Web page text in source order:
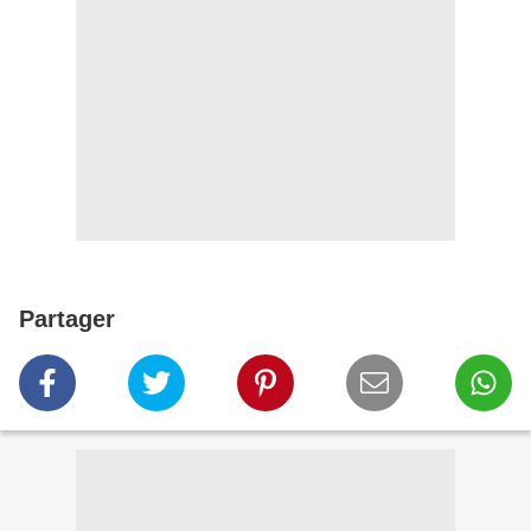
Partager